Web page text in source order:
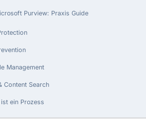
Purview: Praxis Guide
Management
Content Search
ein Prozess